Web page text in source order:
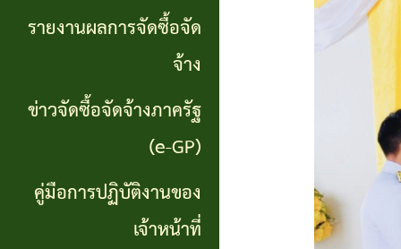
จัดการ
เสี่ยง
ท่อง
เที่ยว
รายงานผลการจัดซื้อจัด
จ้าง
ข่าวจัดซื้อจัดจ้างภาครัฐ
(e-GP)
คู่มือการปฏิบัติงานของ
เจ้าหน้าที่